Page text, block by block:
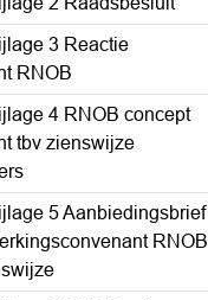
3 Reactie
RNOB
4 RNOB concept
tbv zienswijze
5 Aanbiedingsbrief
RNOB